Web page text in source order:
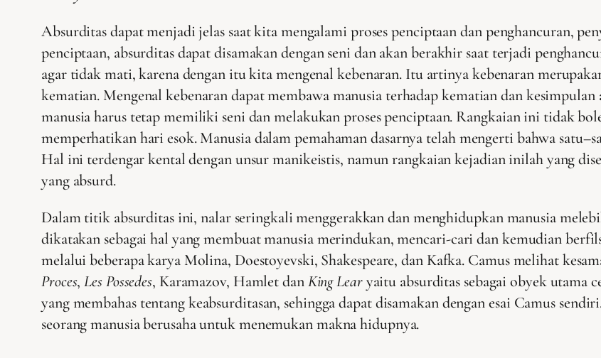
Absurditas dapat menjadi jelas saat kita mengalami proses penciptaan dan penghancuran,
penciptaan, absurditas dapat disamakan dengan seni dan akan berakhir saat terjadi
agar tidak mati, karena dengan itu kita mengenal kebenaran. Itu artinya kebenaran
kematian. Mengenal kebenaran dapat membawa manusia terhadap kematian dan
manusia harus tetap memiliki seni dan melakukan proses penciptaan. Rangkaian ini tidak
memperhatikan hari esok. Manusia dalam pemahaman dasarnya telah mengerti bahwa
Hal ini terdengar kental dengan unsur manikeistis, namun rangkaian kejadian inilah yang
yang absurd.
Dalam titik absurditas ini, nalar seringkali menggerakkan dan menghidupkan manusia
dikatakan sebagai hal yang membuat manusia merindukan, mencari-cari dan kemudian
melalui beberapa karya Molina, Doestoyevski, Shakespeare, dan Kafka. Camus melihat
Proces,Les Possedes, Karamazov, Hamlet danKing Learyaitu absurditas sebagai obyek utama
yang membahas tentang keabsurditasan, sehingga dapat disamakan dengan esai Camus
seorang manusia berusaha untuk menemukan makna hidupnya.